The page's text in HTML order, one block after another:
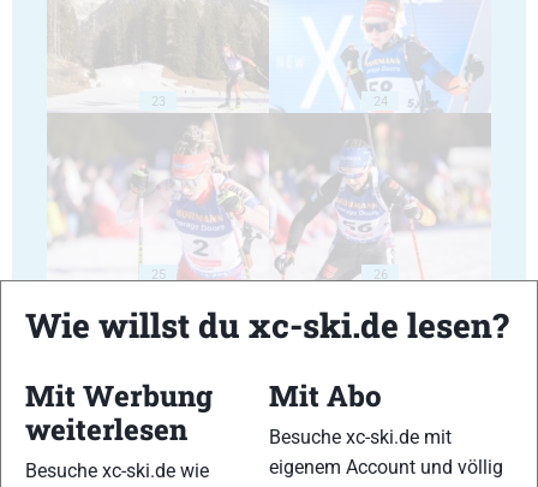
23 24
25 26
28
Wie willst du xc-ski.de lesen?
Mit Werbung
weiterlesen
Besuche xc-ski.de wie
Mit Abo
Besuche xc-ski.de mit
eigenem Account und völlig